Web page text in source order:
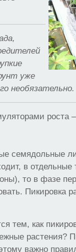
уже
необязательно.
роста
семядольные
в
то в фазе
Пикировка
тем, как
растения?
важно